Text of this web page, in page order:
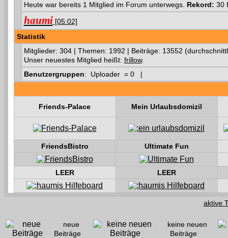
Heute war bereits 1 Mitglied im Forum unterwegs. Rekord: 30
haumi [05:02]
Statistik
Mitglieder: 304 | Themen: 1992 | Beiträge: 13552
Unser neuestes Mitglied heißt: frillow.
Benutzergruppen: Uploader = 0 |
Friends-Palace Mein Urlaubsdomizil
FriendsBistro Ultimate Fun
LEER LEER
aktive
neue
Beiträge
keine neuen
Beiträge